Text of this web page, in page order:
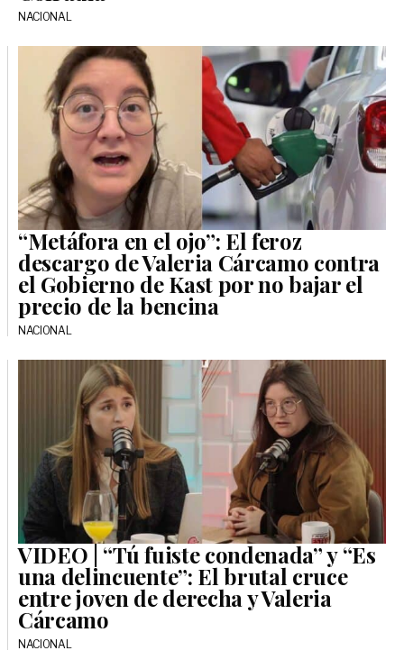
NACIONAL
“Metáfora en el ojo”: El feroz
descargo de Valeria Cárcamo contra
el Gobierno de Kast por no bajar el
precio de la bencina
NACIONAL
VIDEO | “Tú fuiste condenada” y “Es
una delincuente”: El brutal cruce
entre joven de derecha y Valeria
Cárcamo
NACIONAL